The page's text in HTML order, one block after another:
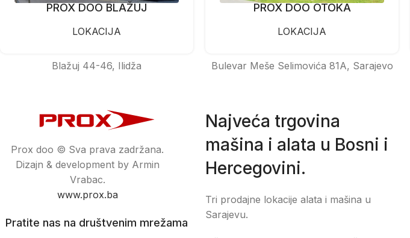
PROX DOO BLAŽUJ
LOKACIJA
Blažuj 44-46, Ilidža
PROX DOO OTOKA
LOKACIJA
Bulevar Meše Selimovića 81A, Sarajevo
Prox doo © Sva prava zadržana.
Dizajn & development by Armin
Vrabac.
www.prox.ba
Pratite nas na društvenim mrežama
Najveća trgovina
mašina i alata u Bosni i
Hercegovini.
Tri prodajne lokacije alata i mašina u
Sarajevu.